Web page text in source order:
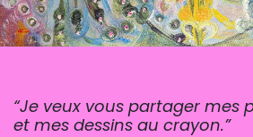
“Je veux vous partager mes
et mes dessins au crayon.”